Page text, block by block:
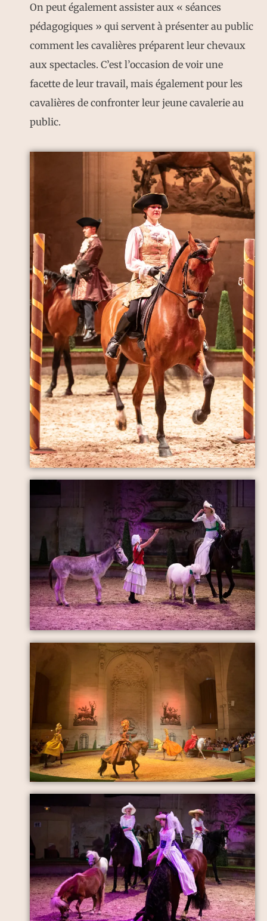
On peut également assister aux « séances
pédagogiques » qui servent à présenter au public
comment les cavalières préparent leur chevaux
aux spectacles. C’est l’occasion de voir une
facette de leur travail, mais également pour les
cavalières de confronter leur jeune cavalerie au
public.